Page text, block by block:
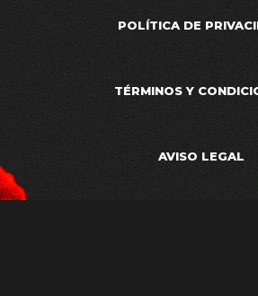
POLÍTICA DE
TÉRMINOS Y
AVISO LEGAL